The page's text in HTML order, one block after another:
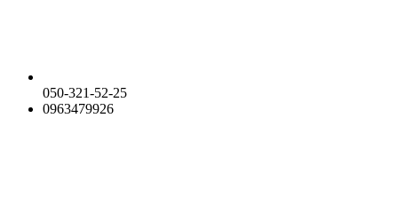
050-321-52-25
0963479926